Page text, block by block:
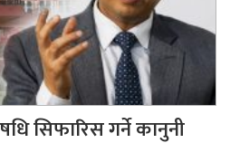
सिफारिस गर्ने कानुनी